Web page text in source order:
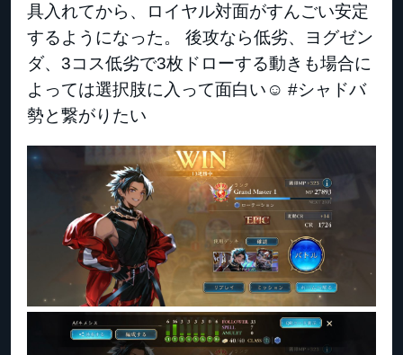
具入れてから、ロイヤル対面がすんごい安定
するようになった。 後攻なら低劣、ヨグゼン
ダ、3コス低劣で3枚ドローする動きも場合に
よっては選択肢に入って面白い☺️ #シャドバ
勢と繋がりたい